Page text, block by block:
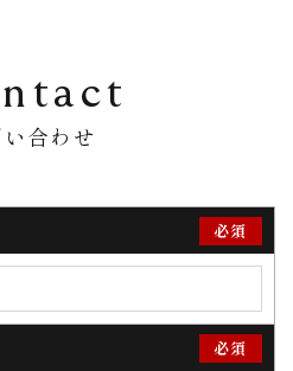
合わせ
必須
必須